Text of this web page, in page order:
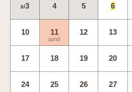
8/3 4 5 6
10 11
山の日
12 13
17 18 19 20
24 25 26 27